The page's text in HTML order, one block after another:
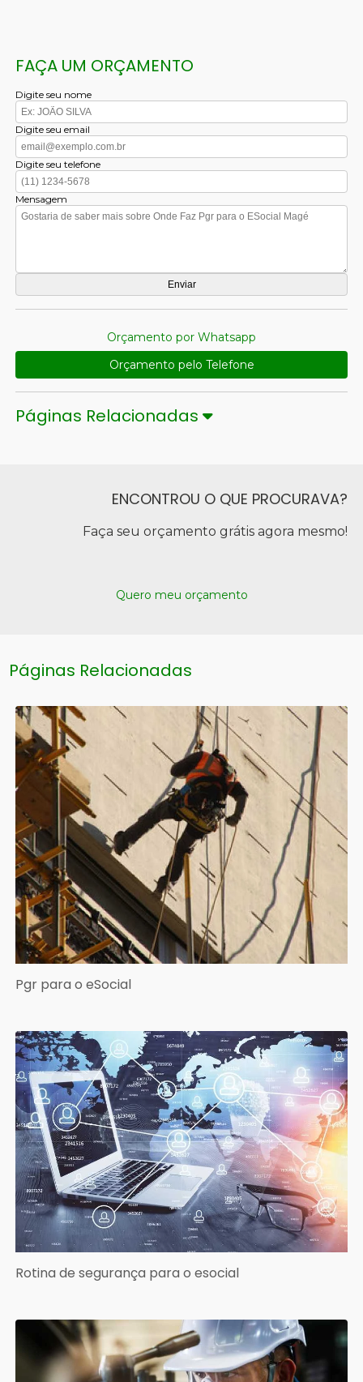
FAÇA UM ORÇAMENTO
Digite seu nome
Digite seu email
Digite seu telefone
Mensagem
Orçamento por Whatsapp
Orçamento pelo Telefone
Páginas Relacionadas
ENCONTROU O QUE PROCURAVA?
Faça seu orçamento grátis agora mesmo!
Quero meu orçamento
Páginas Relacionadas
Pgr para o eSocial
Rotina de segurança para o esocial